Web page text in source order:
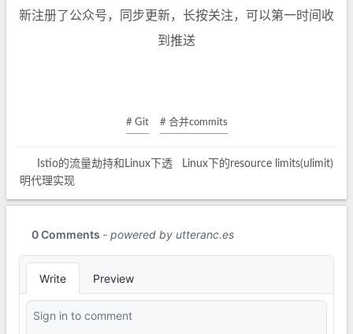
新注册了公众号，同步更新，长按关注，可以第一时间收
到推送
# Git # 合并commits
Istio的流量劫持和Linux下透
明代理实现
Linux下的resource limits(ulimit)